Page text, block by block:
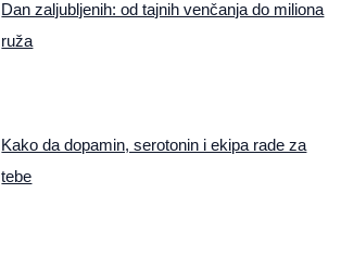
Dan zaljubljenih: od tajnih venčanja do miliona
ruža
Kako da dopamin, serotonin i ekipa rade za
tebe